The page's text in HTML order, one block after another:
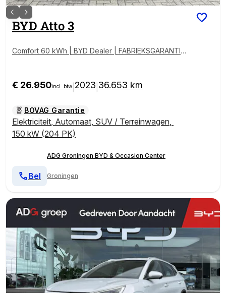
BYD Atto 3
Comfort 60 kWh | BYD Dealer | FABRIEKSGARANTIE |
€ 26.950incl. btw 2023 36.653 km
BOVAG Garantie
Elektriciteit, Automaat, SUV / Terreinwagen,
150 kW (204 PK)
ADG Groningen BYD & Occasion Center
Groningen
Bel